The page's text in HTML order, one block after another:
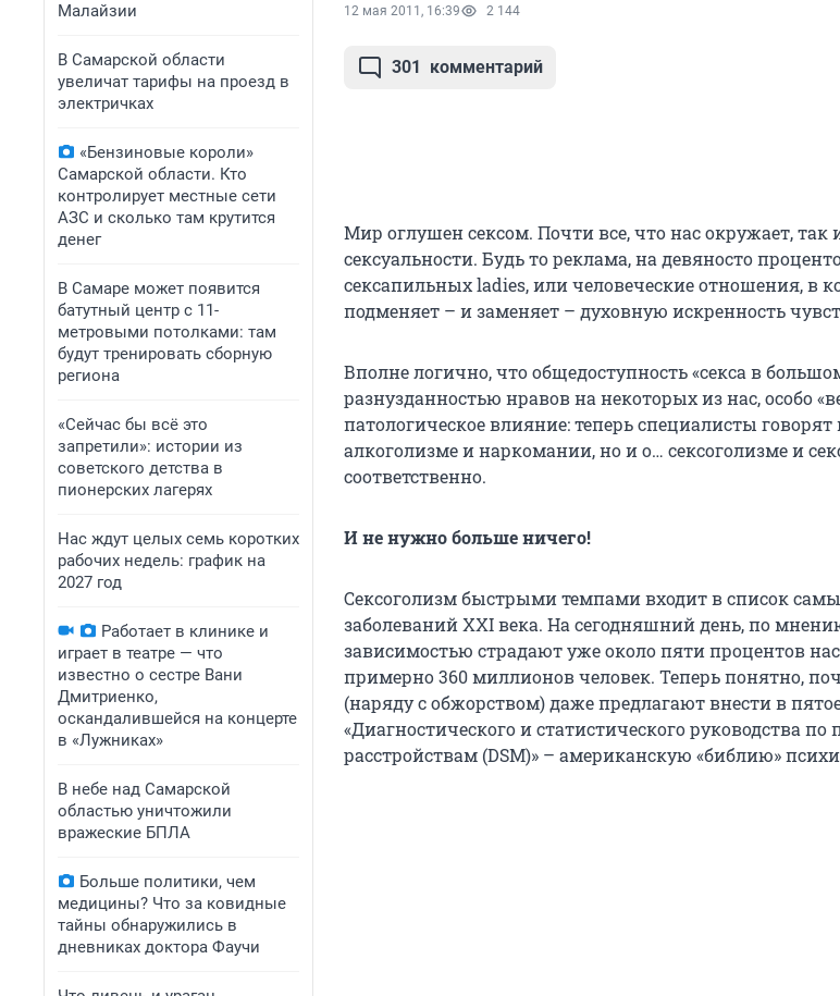
Малайзии
В Самарской области
увеличат тарифы на проезд в
электричках
«Бензиновые короли»
Самарской области. Кто
контролирует местные сети
АЗС и сколько там крутится
денег
В Самаре может появится
батутный центр с 11-
метровыми потолками: там
будут тренировать сборную
региона
«Сейчас бы всё это
запретили»: истории из
советского детства в
пионерских лагерях
Нас ждут целых семь коротких
рабочих недель: график на
2027 год
Работает в клинике и
играет в театре — что
известно о сестре Вани
Дмитриенко,
оскандалившейся на концерте
в «Лужниках»
В небе над Самарской
областью уничтожили
вражеские БПЛА
Больше политики, чем
медицины? Что за ковидные
тайны обнаружились в
дневниках доктора Фаучи
12 мая 2011, 16:39 2 144
301 комментарий
Мир оглушен сексом. Почти все, что нас окружает, так
сексуальности. Будь то реклама, на девяносто
сексапильных ladies, или человеческие отношения, в
подменяет – и заменяет – духовную искренность
Вполне логично, что общедоступность «секса в
разнузданностью нравов на некоторых из нас, особо
патологическое влияние: теперь специалисты говорят
алкоголизме и наркомании, но и о… сексоголизме и
соответственно.
И не нужно больше ничего!
Сексоголизм быстрыми темпами входит в список
заболеваний XXI века. На сегодняшний день, по
зависимостью страдают уже около пяти процентов
примерно 360 миллионов человек. Теперь понятно,
(наряду с обжорством) даже предлагают внести в
«Диагностического и статистического руководства
расстройствам (DSM)» – американскую «библию»